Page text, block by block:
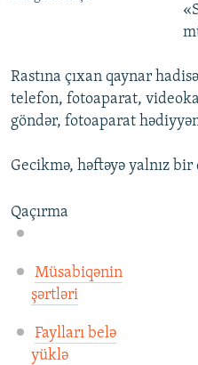
AZADLIQRADIOSU MOBIL
XƏBƏR BÜLLETENLƏRIMIZ
RFE/RL-in bütün saytları
Rastına çıxan qaynar
telefon, fotoaparat,
göndər, fotoaparat
Gecikmə, həftəyə yalnız
Qaçırma
Müsabiqənin
şərtləri
Faylları belə
yüklə